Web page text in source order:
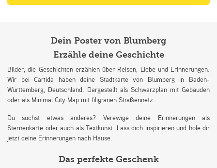
Dein Poster von Blumberg
Erzähle deine Geschichte
Bilder, die Geschichten erzählen über Reisen, Liebe und Erinnerungen.
Wir bei Cartida haben deine Stadtkarte von Blumberg in Baden-
Württemberg, Deutschland. Dargestellt als Schwarzplan mit Gebäuden
oder als Minimal City Map mit filigranen Straßennetz.
Du suchst etwas anderes? Verewige deine Erinnerungen als
Sternenkarte oder auch als Textkunst. Lass dich inspirieren und hole dir
jetzt deine Erinnerungen nach Hause.
Das perfekte Geschenk